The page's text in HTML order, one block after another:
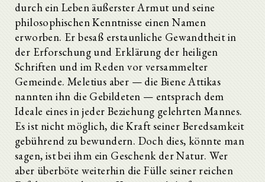
durch ein Leben äußerster Armut und seine
philosophischen Kenntnisse einen Namen
erworben. Er besaß erstaunliche Gewandtheit in
der Erforschung und Erklärung der heiligen
Schriften und im Reden vor versammelter
Gemeinde. Meletius aber — die Biene Attikas
nannten ihn die Gebildeten — entsprach dem
Ideale eines in jeder Beziehung gelehrten Mannes.
Es ist nicht möglich, die Kraft seiner Beredsamkeit
gebührend zu bewundern. Doch dies, könnte man
sagen, ist bei ihm ein Geschenk der Natur. Wer
aber überböte weiterhin die Fülle seiner reichen